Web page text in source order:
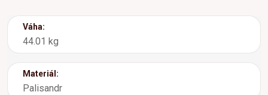
Váha:
44.01 kg
Materiál:
Palisandr